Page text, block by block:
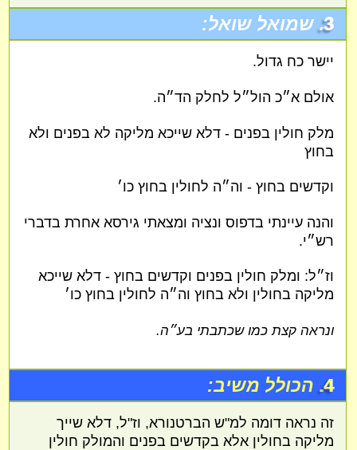
3. שמואל שואל:
יישר כח גדול.
אולם א״כ הול״ל לחלק הד״ה.
מלק חולין בפנים - דלא שייכא מליקה לא בפנים ולא
בחוץ
וקדשים בחוץ - וה״ה לחולין בחוץ כו׳
והנה עיינתי בדפוס ונציה ומצאתי גירסא אחרת בדברי
רש״י.
וז״ל: ומלק חולין בפנים וקדשים בחוץ - דלא שייכא
מליקה בחולין ולא בחוץ וה״ה לחולין בחוץ כו׳
ונראה קצת כמו שכתבתי בע״ה.
4. הכולל משיב:
זה נראה דומה למ"ש הברטנורא, וז"ל, דלא שייך
מליקה בחולין אלא בקדשים בפנים והמולק חולין